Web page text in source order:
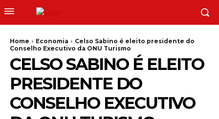
Home Economia
Celso Sabino é eleito presidente do
Conselho Executivo da ONU Turismo
CELSO SABINO É ELEITO
PRESIDENTE DO
CONSELHO EXECUTIVO